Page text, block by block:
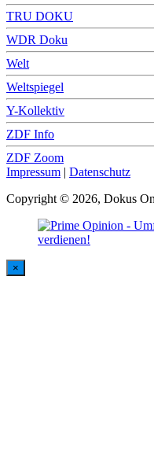
TRU DOKU
WDR Doku
Welt
Weltspiegel
Y-Kollektiv
ZDF Info
ZDF Zoom
Impressum | Datenschutz
Copyright © 2026, Dokus
×